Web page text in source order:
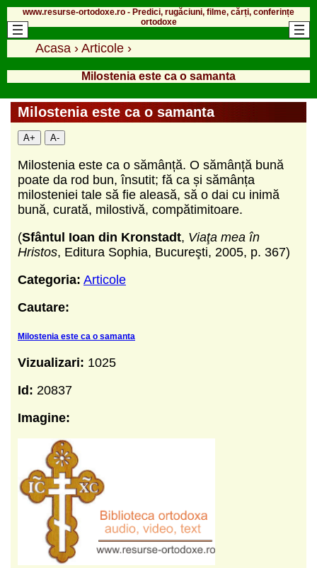
www.resurse-ortodoxe.ro - Predici, rugăciuni, filme, cărți, conferințe
ortodoxe
Acasa › Articole ›
Milostenia este ca o samanta
Milostenia este ca o samanta
A+ A-
Milostenia este ca o sămânță. O sămânță bună
poate da rod bun, însutit; fă ca și sămânța
milosteniei tale să fie aleasă, să o dai cu inimă
bună, curată, milostivă, compătimitoare.
(Sfântul Ioan din Kronstadt, Viaţa mea în
Hristos, Editura Sophia, Bucureşti, 2005, p. 367)
Categoria: Articole
Cautare:
Milostenia este ca o samanta
Vizualizari: 1025
Id: 20837
Imagine: